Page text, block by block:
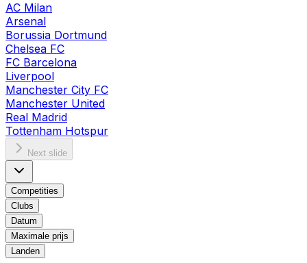
AC Milan
Arsenal
Borussia Dortmund
Chelsea FC
FC Barcelona
Liverpool
Manchester City FC
Manchester United
Real Madrid
Tottenham Hotspur
Next slide
Competities
Clubs
Datum
Maximale prijs
Landen